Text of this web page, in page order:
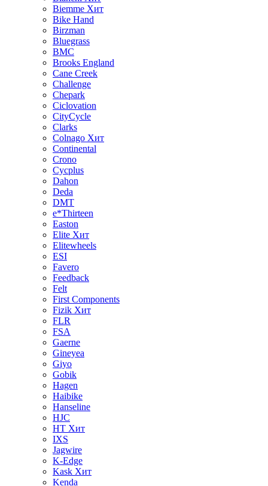
Biemme Хит
Bike Hand
Birzman
Bluegrass
BMC
Brooks England
Cane Creek
Challenge
Chepark
Ciclovation
CityCycle
Clarks
Colnago Хит
Continental
Crono
Cycplus
Dahon
Deda
DMT
e*Thirteen
Easton
Elite Хит
Elitewheels
ESI
Favero
Feedback
Felt
First Components
Fizik Хит
FLR
FSA
Gaerne
Gineyea
Giyo
Gobik
Hagen
Haibike
Hanseline
HJC
HT Хит
IXS
Jagwire
K-Edge
Kask Хит
Kenda